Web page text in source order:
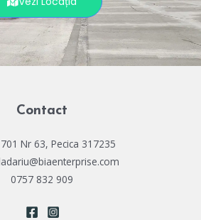
Contact
Nr 63, Pecica 317235
0757 832 909